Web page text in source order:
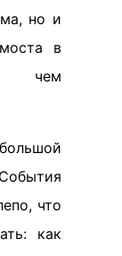
но и
в
чем
что
как